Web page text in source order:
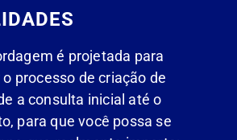
é projetada para
processo de criação de
a consulta inicial até o
para que você possa se